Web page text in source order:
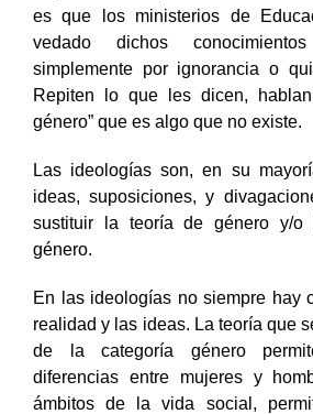
es que los ministerios de
vedado dichos
simplemente por ignorancia o
Repiten lo que les dicen,
género” que es algo que no existe.
Las ideologías son, en su
ideas, suposiciones, y
sustituir la teoría de género y/o
género.
En las ideologías no siempre hay
realidad y las ideas. La teoría que
de la categoría género
diferencias entre mujeres y
ámbitos de la vida social,